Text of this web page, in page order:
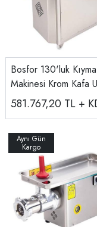
Bosfor 130'luk Kıyma
Makinesi Krom Kafa
130PT
581.767,20 TL +